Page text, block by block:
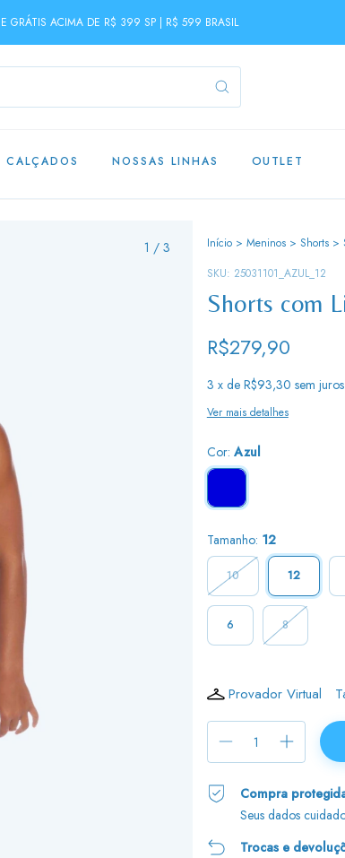
GRÁTIS ACIMA DE R$ 399 SP | R$ 599 BRASIL
CALÇADOS NOSSAS LINHAS OUTLET
1 / 3 Início > Meninos > Shorts >
SKU: 25031101_AZUL_12
Shorts com
R$279,90
3 x de R$93,30 sem juros
Ver mais detalhes
Cor: Azul
Tamanho: 12
10 12
6 8
Provador Virtual
Compra
Seus dados
Trocas e